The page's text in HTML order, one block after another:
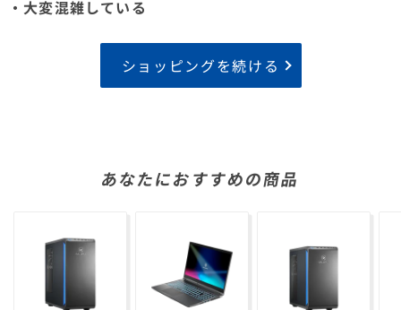
・大変混雑している
ショッピングを続ける
あなたにおすすめの商品